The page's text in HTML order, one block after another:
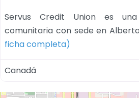
Servus Credit Union es
comunitaria con sede en
ficha completa)
Canadá